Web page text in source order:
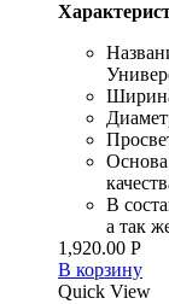
В
а так
1,920.00 Р
В корзину
Quick View